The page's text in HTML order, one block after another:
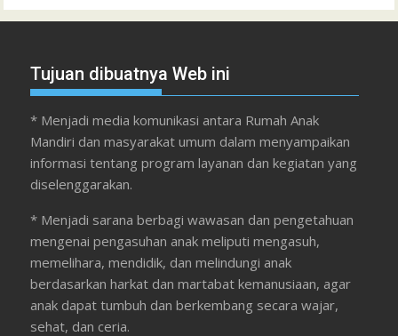
Tujuan dibuatnya Web ini
* Menjadi media komunikasi antara Rumah Anak
Mandiri dan masyarakat umum dalam menyampaikan
informasi tentang program layanan dan kegiatan yang
diselenggarakan.
* Menjadi sarana berbagi wawasan dan pengetahuan
mengenai pengasuhan anak meliputi mengasuh,
memelihara, mendidik, dan melindungi anak
berdasarkan harkat dan martabat kemanusiaan, agar
anak dapat tumbuh dan berkembang secara wajar,
sehat, dan ceria.